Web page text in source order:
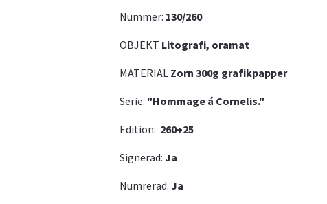
Nummer: 130/260
OBJEKT Litografi, oramat
MATERIAL Zorn 300g grafikpapper
Serie: "Hommage á Cornelis."
Edition: 260+25
Signerad: Ja
Numrerad: Ja